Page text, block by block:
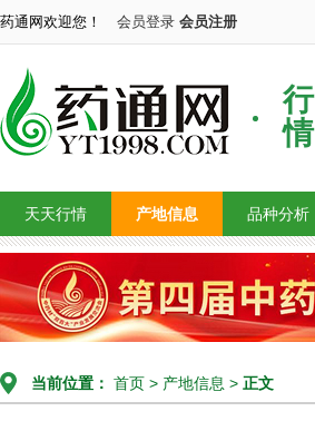
药通网欢迎您！ 会员登录 会员注册
行
情
天天行情 产地信息 品种分析
当前位置： 首页 > 产地信息 > 正文